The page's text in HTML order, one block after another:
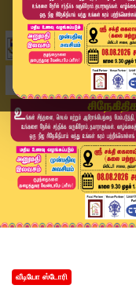
வீடியோ ஸ்டோரி